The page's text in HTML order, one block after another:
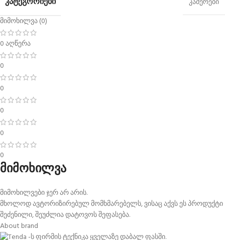
მიმოხილვა (0)
0 აღწერა
0
0
0
0
0
მიმოხილვა
მიმოხილვები ჯერ არ არის.
მხოლოდ ავტორიზირებულ მომხმარებელს, ვისაც აქვს ეს პროდუქტი
შეძენილი, შეუძლია დატოვოს შეფასება.
About brand